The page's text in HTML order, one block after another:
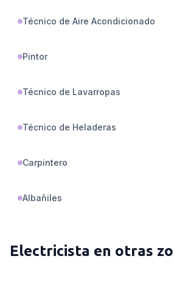
Técnico de Aire Acondicionado
Pintor
Técnico de Lavarropas
Técnico de Heladeras
Carpintero
Albañiles
Electricista en otras